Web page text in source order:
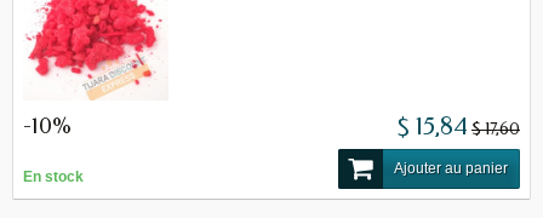
-10% $ 15,84 $ 17,60
En stock
Ajouter au panier